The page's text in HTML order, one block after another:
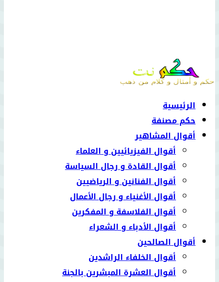
الرئيسية
حكم مصنفة
أقوال المشاهير
أقوال الفيزيائيين و العلماء
أقوال القادة و رجال السياسة
أقوال الفنانين و الرياضيين
أقوال الأغنياء و رجال الأعمال
أقوال الفلاسفة و المفكرين
أقوال الأدباء و الشعراء
أقوال الصالحين
أقوال الخلفاء الراشدين
أقوال العشرة المبشرين بالجنة